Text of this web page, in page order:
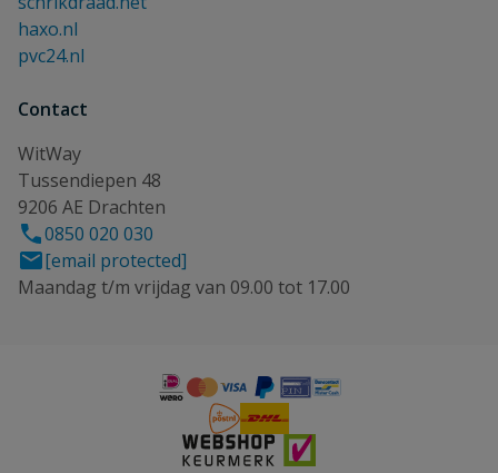
haxo.nl
pvc24.nl
Contact
WitWay
Tussendiepen 48
9206 AE Drachten
0850 020 030
[email protected]
Maandag t/m vrijdag van 09.00 tot 17.00